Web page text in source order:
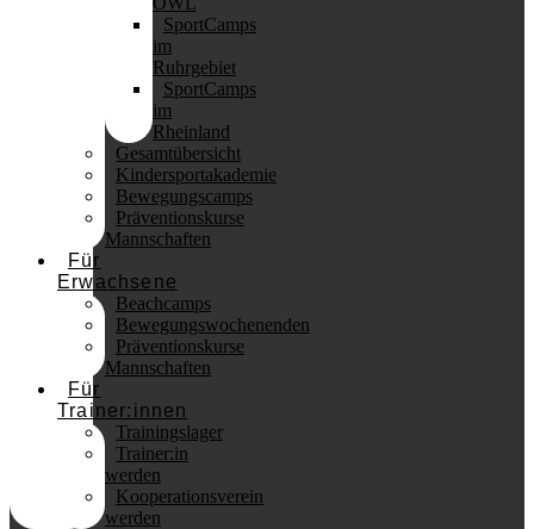
SportCamps
im
Ruhrgebiet
SportCamps
im
Rheinland
Gesamtübersicht
Kindersportakademie
Bewegungscamps
Präventionskurse
Mannschaften
Für
Erwachsene
Beachcamps
Bewegungswochenenden
Präventionskurse
Mannschaften
Für
Trainer:innen
Trainingslager
Trainer:in
werden
Kooperationsverein
werden